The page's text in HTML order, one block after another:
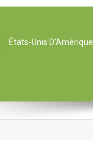
États-Unis D’Amérique